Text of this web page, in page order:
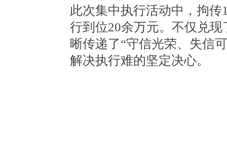
此次集中执行活动中，拘
行到位20余万元。不仅兑
晰传递了“守信光荣、失信
解决执行难的坚定决心。